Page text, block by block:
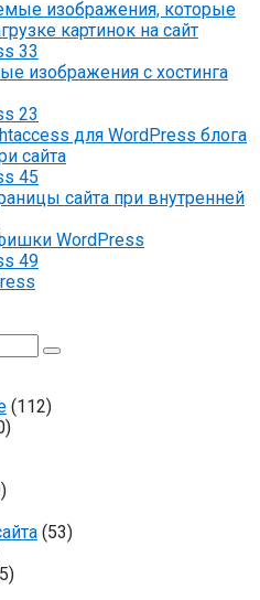
33
изображения с хостинга
23
для WordPress блога
45
сайта при внутренней
49
(112)
(53)